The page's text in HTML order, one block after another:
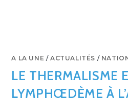
A LA UNE /ACTUALITÉS /
LE THERMALISME
LYMPHŒDÈME À